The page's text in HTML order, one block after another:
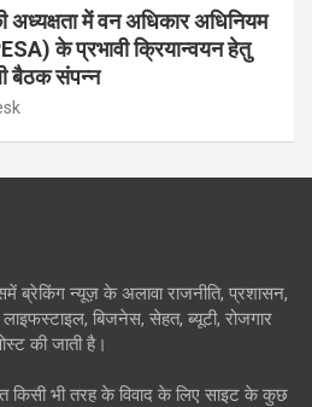
अध्यक्षता में वन अधिकार अधिनियम
के प्रभावी क्रियान्वयन हेतु
बैठक संपन्न
ब्रेकिंग न्यूज़ के अलावा राजनीति, प्रशासन,
बिजनेस, सेहत, ब्यूटी, रोजगार
की जाती है।
किसी भी तरह के विवाद के लिए साइट के कुछ